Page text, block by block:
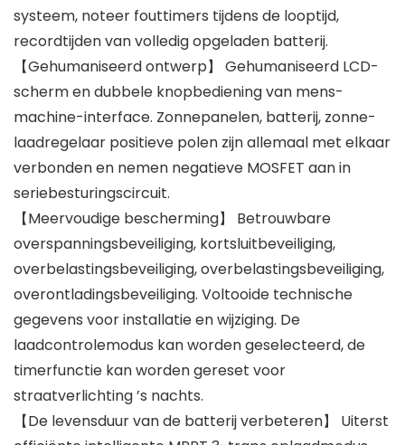
systeem, noteer fouttimers tijdens de looptijd,
recordtijden van volledig opgeladen batterij.
【Gehumaniseerd ontwerp】 Gehumaniseerd LCD-
scherm en dubbele knopbediening van mens-
machine-interface. Zonnepanelen, batterij, zonne-
laadregelaar positieve polen zijn allemaal met elkaar
verbonden en nemen negatieve MOSFET aan in
seriebesturingscircuit.
【Meervoudige bescherming】 Betrouwbare
overspanningsbeveiliging, kortsluitbeveiliging,
overbelastingsbeveiliging, overbelastingsbeveiliging,
overontladingsbeveiliging. Voltooide technische
gegevens voor installatie en wijziging. De
laadcontrolemodus kan worden geselecteerd, de
timerfunctie kan worden gereset voor
straatverlichting ’s nachts.
【De levensduur van de batterij verbeteren】 Uiterst